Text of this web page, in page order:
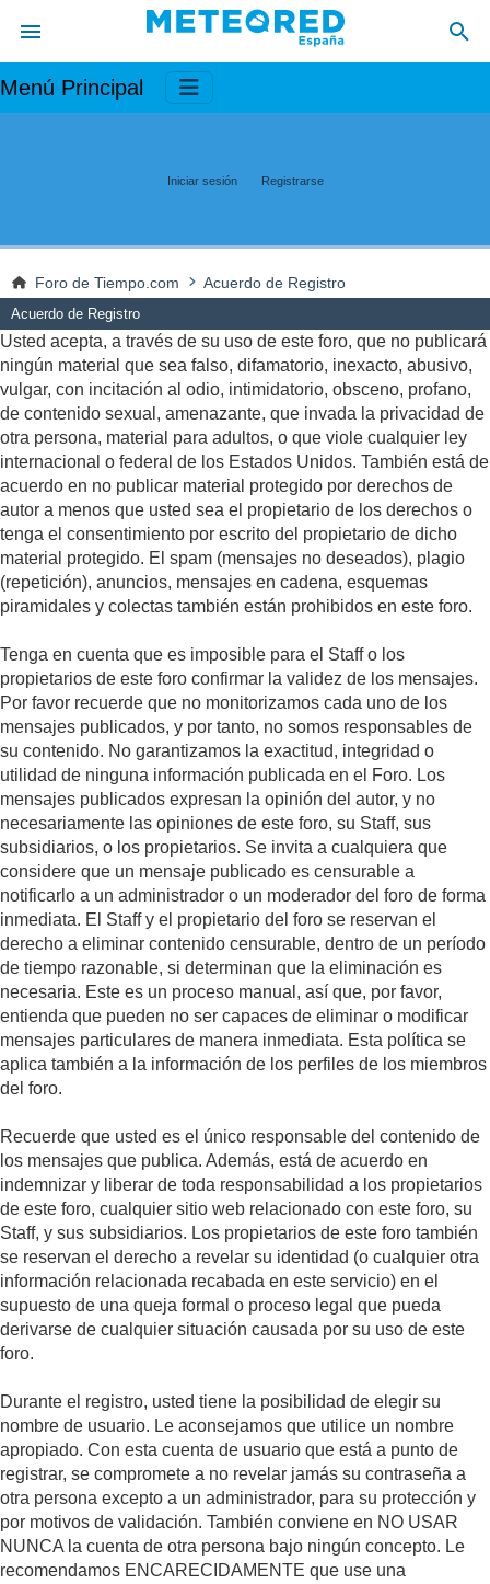
Menú Principal
Iniciar sesión Registrarse
Foro de Tiempo.com Acuerdo de Registro
Acuerdo de Registro
Usted acepta, a través de su uso de este foro, que no publicará
ningún material que sea falso, difamatorio, inexacto, abusivo,
vulgar, con incitación al odio, intimidatorio, obsceno, profano,
de contenido sexual, amenazante, que invada la privacidad de
otra persona, material para adultos, o que viole cualquier ley
internacional o federal de los Estados Unidos. También está de
acuerdo en no publicar material protegido por derechos de
autor a menos que usted sea el propietario de los derechos o
tenga el consentimiento por escrito del propietario de dicho
material protegido. El spam (mensajes no deseados), plagio
(repetición), anuncios, mensajes en cadena, esquemas
piramidales y colectas también están prohibidos en este foro.
Tenga en cuenta que es imposible para el Staff o los
propietarios de este foro confirmar la validez de los mensajes.
Por favor recuerde que no monitorizamos cada uno de los
mensajes publicados, y por tanto, no somos responsables de
su contenido. No garantizamos la exactitud, integridad o
utilidad de ninguna información publicada en el Foro. Los
mensajes publicados expresan la opinión del autor, y no
necesariamente las opiniones de este foro, su Staff, sus
subsidiarios, o los propietarios. Se invita a cualquiera que
considere que un mensaje publicado es censurable a
notificarlo a un administrador o un moderador del foro de forma
inmediata. El Staff y el propietario del foro se reservan el
derecho a eliminar contenido censurable, dentro de un período
de tiempo razonable, si determinan que la eliminación es
necesaria. Este es un proceso manual, así que, por favor,
entienda que pueden no ser capaces de eliminar o modificar
mensajes particulares de manera inmediata. Esta política se
aplica también a la información de los perfiles de los miembros
del foro.
Recuerde que usted es el único responsable del contenido de
los mensajes que publica. Además, está de acuerdo en
indemnizar y liberar de toda responsabilidad a los propietarios
de este foro, cualquier sitio web relacionado con este foro, su
Staff, y sus subsidiarios. Los propietarios de este foro también
se reservan el derecho a revelar su identidad (o cualquier otra
información relacionada recabada en este servicio) en el
supuesto de una queja formal o proceso legal que pueda
derivarse de cualquier situación causada por su uso de este
foro.
Durante el registro, usted tiene la posibilidad de elegir su
nombre de usuario. Le aconsejamos que utilice un nombre
apropiado. Con esta cuenta de usuario que está a punto de
registrar, se compromete a no revelar jamás su contraseña a
otra persona excepto a un administrador, para su protección y
por motivos de validación. También conviene en NO USAR
NUNCA la cuenta de otra persona bajo ningún concepto. Le
recomendamos ENCARECIDAMENTE que use una